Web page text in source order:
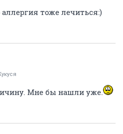
тоже лечиться:)
Мне бы нашли уже.